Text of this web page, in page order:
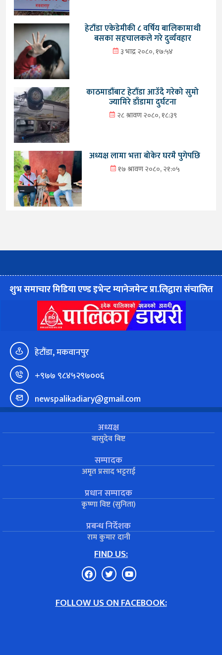
हेटौंडा एकेडेमीकी ८ वर्षिय बालिकामाथी
बसका सहचालकले गरे दुर्व्यवहार
३ भाद्र २०८०, १७:५४
काठमाडौंबाट हेटौंडा आउँदै गरेको सुमो
ज्यामिरे डाँडामा दुर्घटना
२८ श्रावण २०८०, १८:३९
अध्यक्ष लामा भत्ता बोकेर घरमै पुगेपछि
१७ श्रावण २०८०, २१:०५
शुभ समाचार मिडिया एण्ड इभेन्ट म्यानेजमेन्ट प्रा.लिद्वारा संचालित
हेटौंडा, मकवानपुर
+९७७ ९८४५२९७००६
newspalikadiary@gmail.com
अध्यक्ष
बासुदेव बिष्ट
सम्पादक
अमृत प्रसाद भट्टराई
प्रधान सम्पादक
कृष्णा विष्ट (सुनिता)
प्रबन्ध निर्देशक
राम कुमार दानी
FIND US:
FOLLOW US ON FACEBOOK: